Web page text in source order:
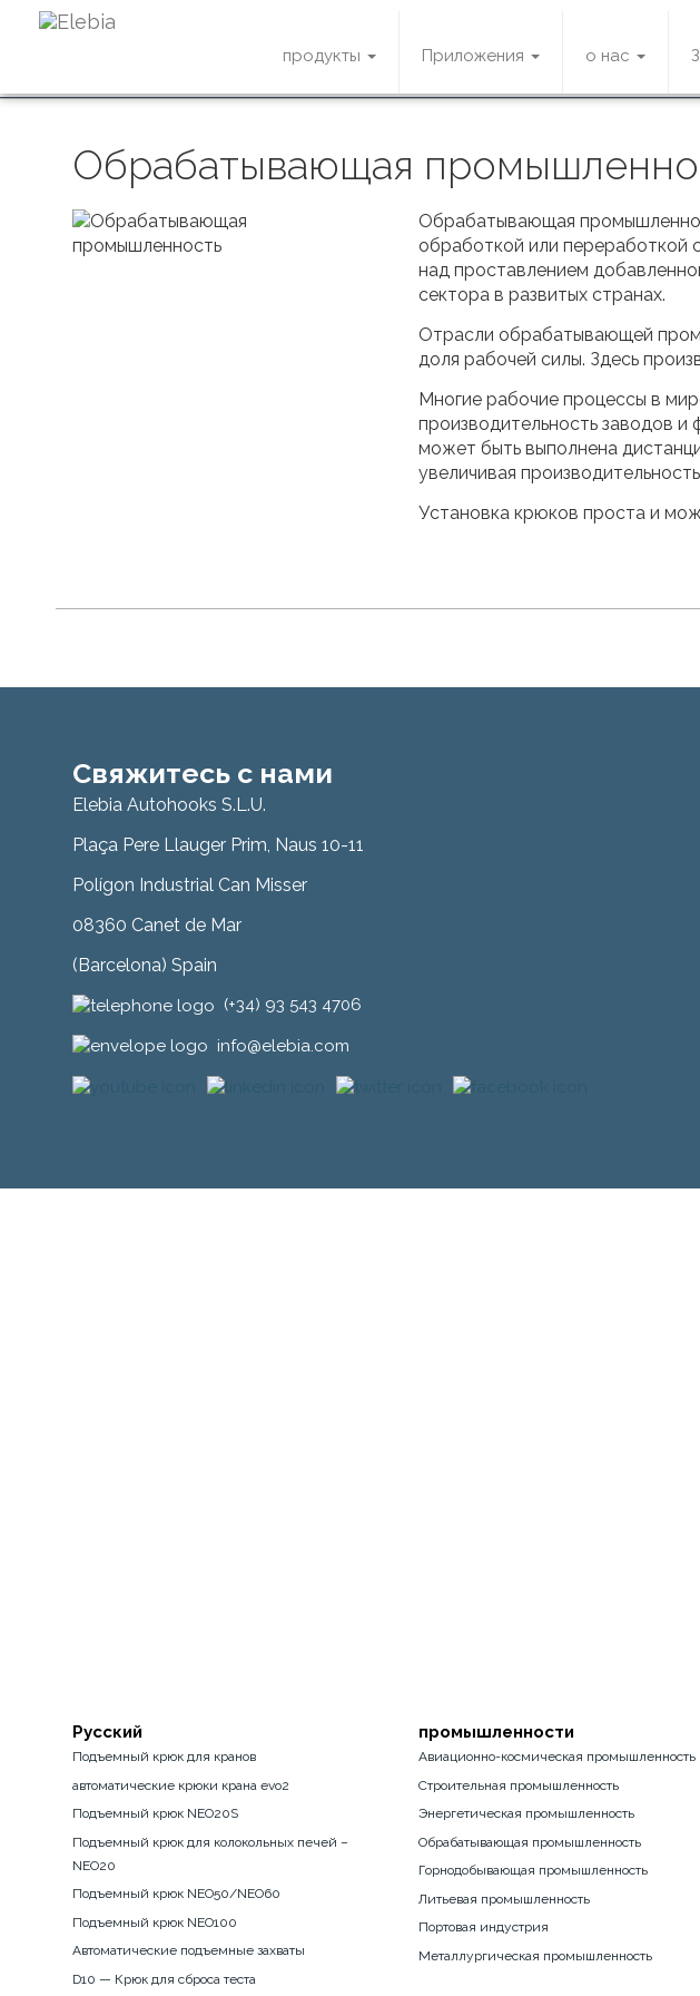
продукты Приложения о нас
Обрабатывающая
Обрабатывающая
обработкой или переработкой
над проставлением
сектора в развитых странах.
Отрасли обрабатывающей
доля рабочей силы. Здесь
Многие рабочие процессы в
производительность заводов
может быть выполнена
увеличивая
Установка крюков проста и
Свяжитесь с нами
Elebia Autohooks S.L.U.
Plaça Pere Llauger Prim, Naus 10-11
Polígon Industrial Can Misser
08360 Canet de Mar
(Barcelona) Spain
(+34) 93 543 4706
info@elebia.com
Pусский
Подъемный крюк для кранов
автоматические крюки крана evo2
Подъемный крюк NEO20S
Подъемный крюк для колокольных печей –
NEO20
Подъемный крюк NEO50/NEO60
Подъемный крюк NEO100
Автоматические подъемные захваты
D10 — Крюк для сброса теста
промышленности
Авиационно-космическая промышленность
Строительная промышленность
Энергетическая промышленность
Обрабатывающая промышленность
Горнодобывающая промышленность
Литьевая промышленность
Портовая индустрия
Металлургическая промышленность